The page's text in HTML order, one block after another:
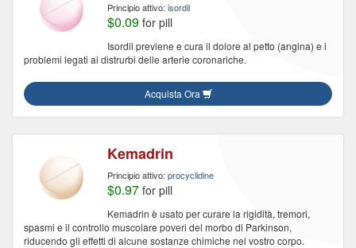
Principio attivo: isordil
$0.09 for pill
Isordil previene e cura il dolore al petto (angina) e i
problemi legati ai distrurbi delle arterie coronariche.
Acquista Ora
Kemadrin
Principio attivo: procyclidine
$0.97 for pill
Kemadrin è usato per curare la rigidità, tremori,
spasmi e il controllo muscolare poveri del morbo di Parkinson,
riducendo gli effetti di alcune sostanze chimiche nel vostro corpo.